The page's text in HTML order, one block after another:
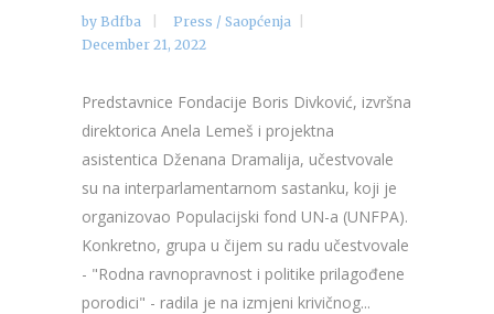
by Bdfba
Press / Saopćenja
December 21, 2022
Predstavnice Fondacije Boris Divković, izvršna
direktorica Anela Lemeš i projektna
asistentica Dženana Dramalija, učestvovale
su na interparlamentarnom sastanku, koji je
organizovao Populacijski fond UN-a (UNFPA).
Konkretno, grupa u čijem su radu učestvovale
- "Rodna ravnopravnost i politike prilagođene
porodici" - radila je na izmjeni krivičnog...